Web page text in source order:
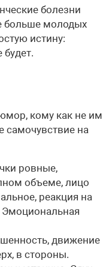
болезни
больше молодых
истину:
будет.
кому как не им
самочувствие на
ровные,
объеме, лицо
реакция на
движение
в стороны.